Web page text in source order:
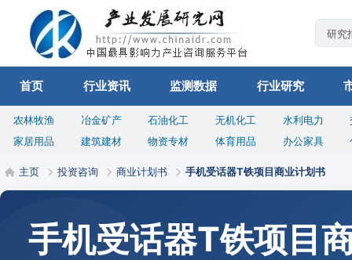
首页 行业资讯 监测数据 行业研究
农林牧渔 冶金矿产 石油化工 无机化工 水利电力
家居用品
建筑建材 物资专材 体育用品 办公家具
主页 投资咨询 商业计划书 手机受话器T铁项目商业计划书
手机受话器T铁项目